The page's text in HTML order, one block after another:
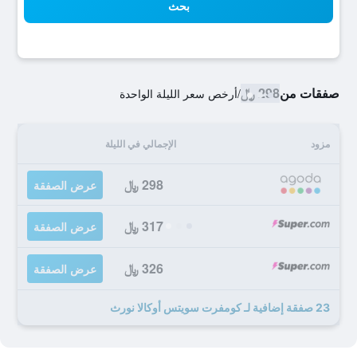
بحث
صفقات من298 ﷼ /أرخص سعر الليلة الواحدة
مزود الإجمالي في الليلة
298 ﷼ عرض الصفقة
317 ﷼ عرض الصفقة
326 ﷼ عرض الصفقة
23 صفقة إضافية لـ كومفرت سويتس أوكالا نورث